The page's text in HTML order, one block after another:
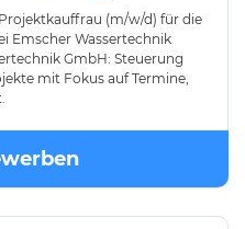
(m/w/d) für die
Emscher Wassertechnik
GmbH: Steuerung
mit Fokus auf Termine,